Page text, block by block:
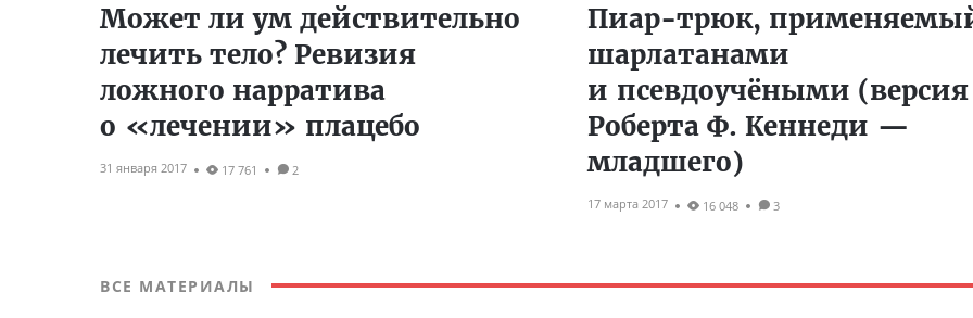
Может ли ум действительно
лечить тело? Ревизия
ложного нарратива
о «лечении» плацебо
31 января 2017 17 761 2
Пиар-трюк,
шарлатанами
и псевдоучёными (версия
Роберта Ф. Кеннеди —
младшего)
17 марта 2017 16 048 3
ВСЕ МАТЕРИАЛЫ